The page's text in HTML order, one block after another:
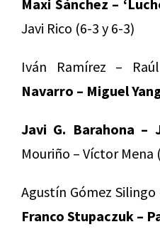
Maxi Sánchez –
Javi Rico (6-3 y 6-3)
Iván Ramírez –
Navarro – Miguel
Javi G. Barahona –
Mouriño – Víctor Mena
Agustín Gómez
Franco Stupaczuk –